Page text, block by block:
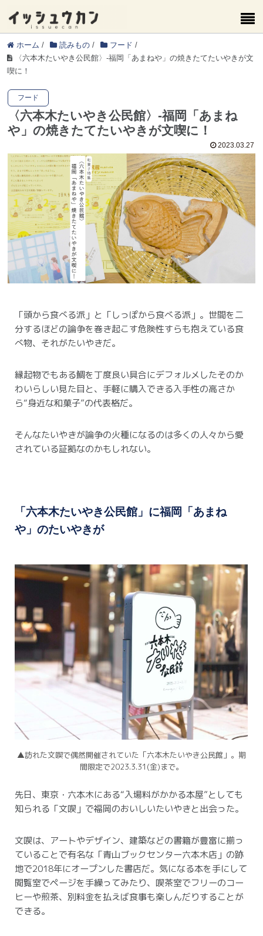
ホーム / 読みもの / フード /
〈六本木たいやき公民館〉-福岡「あまねや」の焼きたてたいやきが文
喫に！
フード
〈六本木たいやき公民館〉-福岡「あまね
や」の焼きたてたいやきが文喫に！
2023.03.27
「頭から食べる派」と「しっぽから食べる派」。 世間を二
分するほどの論争を巻き起こす危険性すらも抱えている食
べ物、それがたいやきだ。
縁起物でもある鯛を丁度良い具合にデフォルメしたそのか
わいらしい見た目と、手軽に購入できる入手性の高さか
ら“身近な和菓子”の代表格だ。
そんなたいやきが論争の火種になるのは多くの人々から愛
されている証拠なのかもしれない。
「六本木たいやき公民館」に福岡「あまね
や」のたいやきが
▲訪れた文喫で偶然開催されていた「六本木たいやき公民館」。 期
間限定で2023.3.31(金)まで。
先日、東京・六本木にある“入場料がかかる本屋”としても
知られる「文喫」で福岡のおいしいたいやきと出会った。
文喫は、アートやデザイン、建築などの書籍が豊富に揃っ
ていることで有名な「青山ブックセンター六本木店」の跡
地で2018年にオープンした書店だ。 気になる本を手にして
閲覧室でページを手繰ってみたり、喫茶室でフリーのコー
ヒーや煎茶、別料金を払えば食事も楽しんだりすることが
できる。